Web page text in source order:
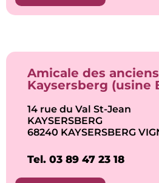
Amicale des
Kaysersberg (usine
14 rue du Val St-Jean
KAYSERSBERG
68240 KAYSERSBERG
Tel. 03 89 47 23 18